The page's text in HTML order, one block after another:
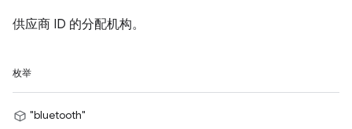
供应商 ID 的分配机构。
枚举
"bluetooth"